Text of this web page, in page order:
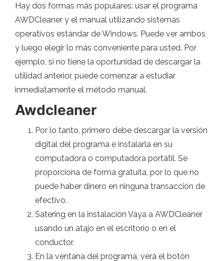
Hay dos formas más populares: usar el programa
AWDCleaner y el manual utilizando sistemas
operativos estándar de Windows. Puede ver ambos
y luego elegir lo más conveniente para usted. Por
ejemplo, si no tiene la oportunidad de descargar la
utilidad anterior, puede comenzar a estudiar
inmediatamente el método manual.
Awdcleaner
Por lo tanto, primero debe descargar la versión
digital del programa e instalarla en su
computadora o computadora portátil. Se
proporciona de forma gratuita, por lo que no
puede haber dinero en ninguna transacción de
efectivo.
Satering en la instalación Vaya a AWDCleaner
usando un atajo en el escritorio o en el
conductor.
En la ventana del programa, verá el botón